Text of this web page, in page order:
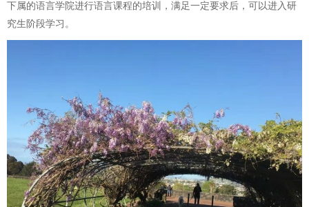
下属的语言学院进行语言课程的培训，满足一定要求后，可以进入研
究生阶段学习。